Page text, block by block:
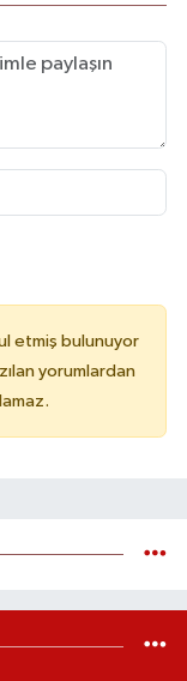
etmiş bulunuyor
yorumlardan